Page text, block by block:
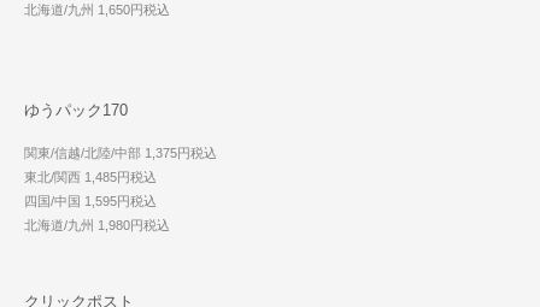
北海道/九州 1,650円税込
ゆうパック170
関東/信越/北陸/中部 1,375円税込
東北/関西 1,485円税込
四国/中国 1,595円税込
北海道/九州 1,980円税込
クリックポスト